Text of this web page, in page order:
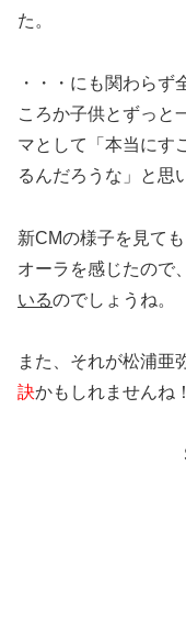
た。
・・・にも関わら
ころか子供とずっと
マとして「本当にす
るんだろうな」と思
新CMの様子を見て
オーラを感じたので
いるのでしょうね。
また、それが松浦亜
訣かもしれませんね！